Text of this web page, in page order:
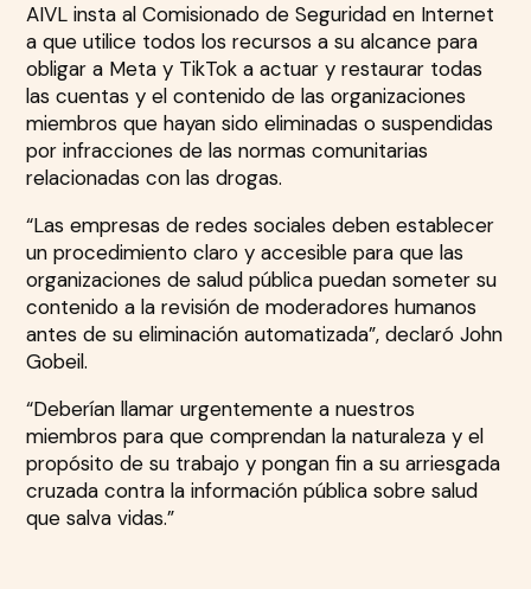
AIVL insta al Comisionado de Seguridad en Internet
a que utilice todos los recursos a su alcance para
obligar a Meta y TikTok a actuar y restaurar todas
las cuentas y el contenido de las organizaciones
miembros que hayan sido eliminadas o suspendidas
por infracciones de las normas comunitarias
relacionadas con las drogas.
“Las empresas de redes sociales deben establecer
un procedimiento claro y accesible para que las
organizaciones de salud pública puedan someter su
contenido a la revisión de moderadores humanos
antes de su eliminación automatizada”, declaró John
Gobeil.
“Deberían llamar urgentemente a nuestros
miembros para que comprendan la naturaleza y el
propósito de su trabajo y pongan fin a su arriesgada
cruzada contra la información pública sobre salud
que salva vidas.”